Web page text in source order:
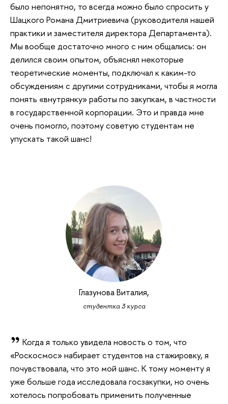
было непонятно, то всегда можно было спросить у
Шацкого Романа Дмитриевича (руководителя нашей
практики и заместителя директора Департамента).
Мы вообще достаточно много с ним общались: он
делился своим опытом, объяснял некоторые
теоретические моменты, подключал к каким-то
обсуждениям с другими сотрудниками, чтобы я могла
понять «внутрянку» работы по закупкам, в частности
в государственной корпорации. Это и правда мне
очень помогло, поэтому советую студентам не
упускать такой шанс!
Глазунова Виталия,
студентка 3 курса
Когда я только увидела новость о том, что
«Роскосмос» набирает студентов на стажировку, я
почувствовала, что это мой шанс. К тому моменту я
уже больше года исследовала госзакупки, но очень
хотелось попробовать применить полученные